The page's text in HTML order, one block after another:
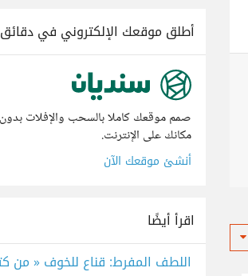
أطلق موقعك الإلكتروني في دقائق
صمم موقعك كاملا بالسحب والإفلات
مكانك على الإنترنت.
أنشئ موقعك الآن
اقرأ أيضًا